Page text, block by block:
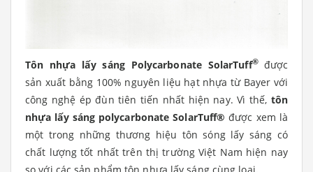
Tôn nhựa lấy sáng Polycarbonate SolarTuff® được
sản xuất bằng 100% nguyên liệu hạt nhựa từ Bayer với
công nghệ ép đùn tiên tiến nhất hiện nay. Vì thế, tôn
nhựa lấy sáng polycarbonateSolarTuff® được xem là
một trong những thương hiệu tôn sóng lấy sáng có
chất lượng tốt nhất trên thị trường Việt Nam hiện nay
so với các sản phẩm tôn nhựa lấy sáng cùng loại.